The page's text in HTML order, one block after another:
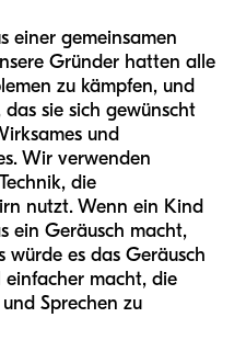
einer gemeinsamen
Gründer hatten alle
zu kämpfen, und
sie sich gewünscht
und
Wir verwenden
die
nutzt. Wenn ein Kind
ein Geräusch macht,
würde es das Geräusch
einfacher macht, die
Sprechen zu